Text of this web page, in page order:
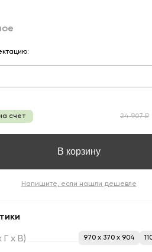
счет 24 907 ₽
В корзину
Напишите, если нашли дешевле
Г х В) 970 x 370 x 904